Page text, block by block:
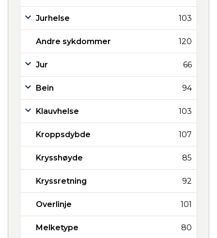
Jurhelse 103
Andre sykdommer 120
Jur 66
Bein 94
Klauvhelse 103
Kroppsdybde 107
Krysshøyde 85
Kryssretning 92
Overlinje 101
Melketype 80